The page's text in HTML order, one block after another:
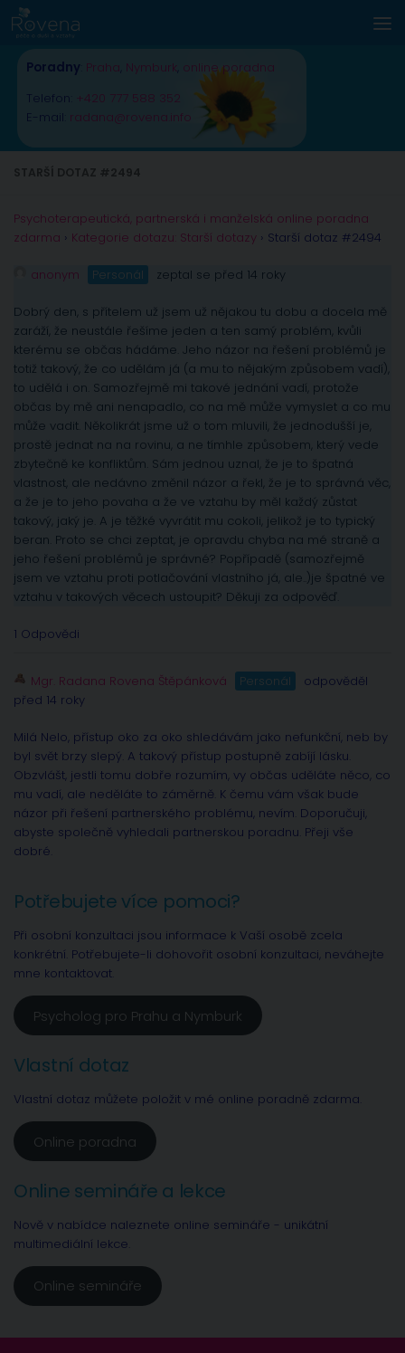
Skip to content
Poradny Praha Nymburk online poradna
Telefon: +420 777 588 352
E-mail: radana@rovena.info
Psychoterapeutická, partnerská i manželská online poradna
zdarma › Kategorie dotazu: Starší dotazy › Starší dotaz #2494
anonym Personál zeptal se před 14 roky
Dobrý den, s přítelem už jsem už nějakou tu dobu a docela mě
zaráží, že neustále řešíme jeden a ten samý problém, kvůli
kterému se občas hádáme. Jeho názor na řešení problémů je
totiž takový, že co udělám já (a mu to nějakým způsobem vadí),
to udělá i on. Samozřejmě mi takové jednání vadí, protože
občas by mě ani nenapadlo, co na mě může vymyslet a co mu
může vadit. Několikrát jsme už o tom mluvili, že jednodušší je,
prostě jednat na na rovinu, a ne tímhle způsobem, který vede
zbytečně ke konfliktům. Sám jednou uznal, že je to špatná
vlastnost, ale nedávno změnil názor a řekl, že je to správná věc,
a že je to jeho povaha a že ve vztahu by měl každý zůstat
takový, jaký je. A je těžké vyvrátit mu cokoli, jelikož je to typický
beran. Proto se chci zeptat, je opravdu chyba na mé straně a
jeho řešení problémů je správné? Popřípadě (samozřejmě
jsem ve vztahu proti potlačování vlastního já, ale..)je špatné ve
vztahu v takových věcech ustoupit? Děkuji za odpověď.
1 Odpovědi
Mgr. Radana Rovena Štěpánková Personál
odpověděl
před 14 roky
Milá Nelo, přístup oko za oko shledávám jako nefunkční, neb by
byl svět brzy slepý. A takový přístup postupně zabíjí lásku.
Obzvlášt, jestli tomu dobře rozumím, vy občas uděláte něco, co
mu vadí, ale neděláte to záměrně. K čemu vám však bude
názor při řešení partnerského problému, nevím. Doporučuji,
abyste společně vyhledali partnerskou poradnu. Přeji vše
dobré.
Potřebujete více pomoci?
Při osobní konzultaci jsou informace k Vaší osobě zcela
konkrétní. Potřebujete-li dohovořit osobní konzultaci, neváhejte
mne kontaktovat.
Psycholog pro Prahu a Nymburk
Vlastní dotaz
Vlastní dotaz můžete položit v mé online poradně zdarma.
Online poradna
Online semináře a lekce
Nově v nabídce naleznete online semináře - unikátní
multimediální lekce.
Online semináře